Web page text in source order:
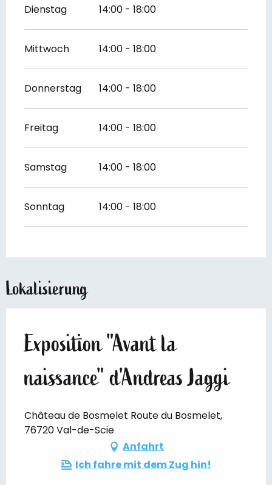
Dienstag 14:00 - 18:00
Mittwoch 14:00 - 18:00
Donnerstag 14:00 - 18:00
Freitag 14:00 - 18:00
Samstag 14:00 - 18:00
Sonntag 14:00 - 18:00
Lokalisierung
Exposition "Avant la
naissance" d'Andreas Jaggi
Château de Bosmelet Route du Bosmelet,
76720 Val-de-Scie
Anfahrt
Ich fahre mit dem Zug hin!